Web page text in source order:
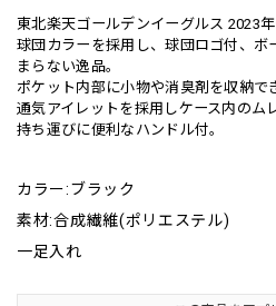
東北楽天ゴールデンイーグルス 2023年
球団カラーを採用し、球団ロゴ付、ボ
まらない逸品。
ポケット内部に小物や消臭剤を収納で
通気アイレットを採用しケース内のム
持ち運びに便利なハンドル付。
カラー:ブラック
素材:合成繊維(ポリエステル)
一足入れ